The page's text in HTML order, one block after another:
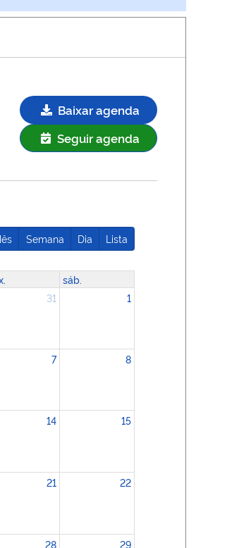
Baixar agenda
Seguir agenda
Semana Dia Lista
sáb.
31 1
2026-58afetos à Concessionária e à Gerência
7 8
14 15
21 22
28 29